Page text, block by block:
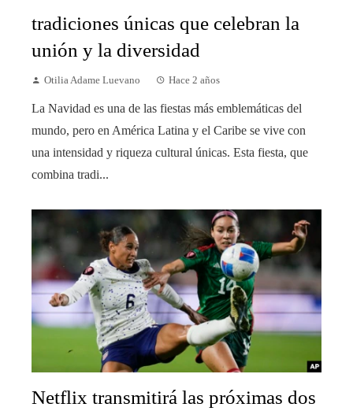
tradiciones únicas que celebran la
unión y la diversidad
Otilia Adame Luevano Hace 2 años
La Navidad es una de las fiestas más emblemáticas del
mundo, pero en América Latina y el Caribe se vive con
una intensidad y riqueza cultural únicas. Esta fiesta, que
combina tradi...
Netflix transmitirá las próximas dos